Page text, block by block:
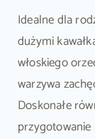
Idealne dla
dużymi
włoskiego
warzywa
Doskonałe
przygotowanie